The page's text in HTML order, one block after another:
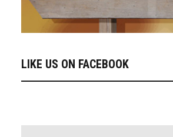
LIKE US ON FACEBOOK